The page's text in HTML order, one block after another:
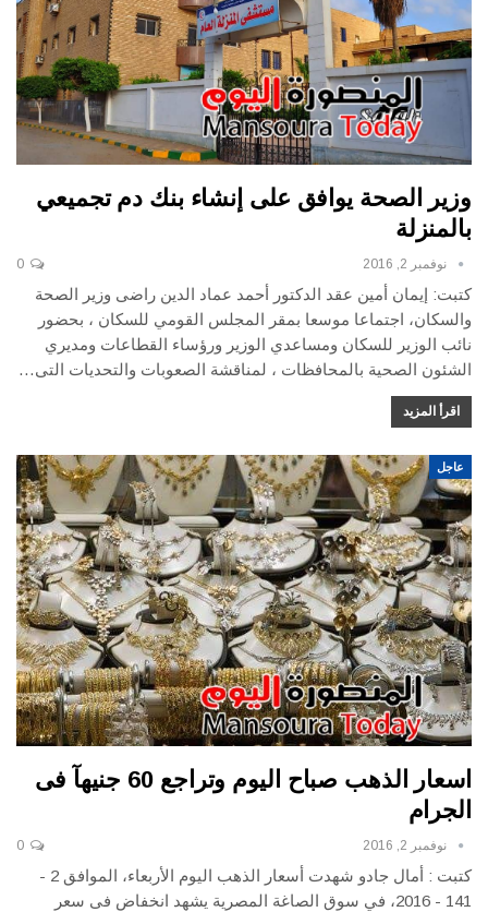
وزير الصحة يوافق على إنشاء بنك دم تجميعي
بالمنزلة
نوفمبر 2, 2016
كتبت: إيمان أمين عقد الدكتور أحمد عماد الدين راضى وزير الصحة
والسكان، اجتماعا موسعا بمقر المجلس القومي للسكان ، بحضور
نائب الوزير للسكان ومساعدي الوزير ورؤساء القطاعات ومديري
الشئون الصحية بالمحافظات ، لمناقشة الصعوبات والتحديات التى…
اقرأ المزيد
عاجل
اسعار الذهب صباح اليوم وتراجع 60 جنيهآ فى
الجرام
نوفمبر 2, 2016
كتبت : أمال جادو شهدت أسعار الذهب اليوم الأربعاء، الموافق 2 -
141 - 2016، في سوق الصاغة المصرية يشهد انخفاض فى سعر